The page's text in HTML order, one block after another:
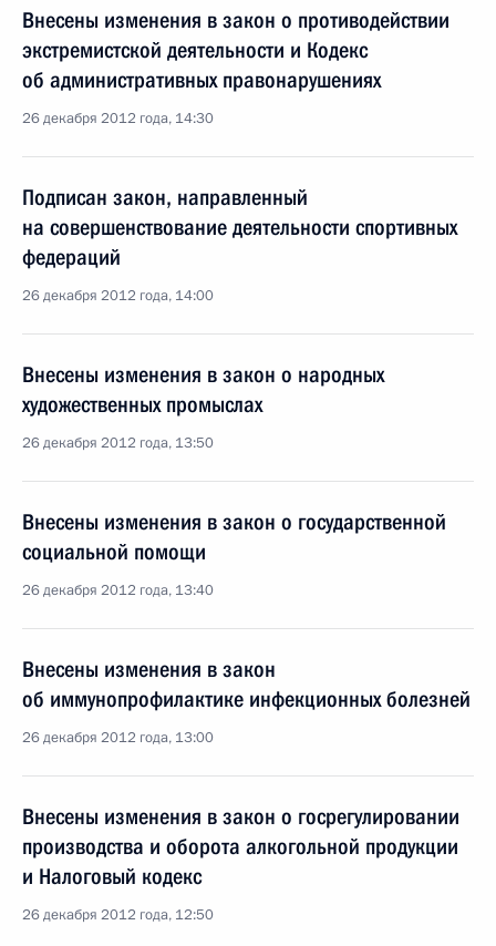
Внесены изменения в закон о противодействии
экстремистской деятельности и Кодекс
об административных правонарушениях
26 декабря 2012 года, 14:30
Подписан закон, направленный
на совершенствование деятельности спортивных
федераций
26 декабря 2012 года, 14:00
Внесены изменения в закон о народных
художественных промыслах
26 декабря 2012 года, 13:50
Внесены изменения в закон о государственной
социальной помощи
26 декабря 2012 года, 13:40
Внесены изменения в закон
об иммунопрофилактике инфекционных болезней
26 декабря 2012 года, 13:00
Внесены изменения в закон о госрегулировании
производства и оборота алкогольной продукции
и Налоговый кодекс
26 декабря 2012 года, 12:50